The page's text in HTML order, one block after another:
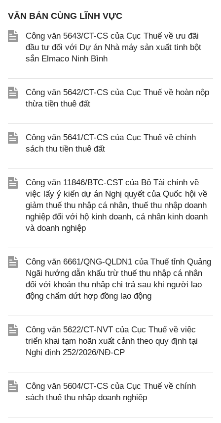
VĂN BẢN CÙNG LĨNH VỰC
Công văn 5643/CT-CS của Cục Thuế về ưu đãi
đầu tư đối với Dự án Nhà máy sản xuất tinh bột
sắn Elmaco Ninh Bình
Công văn 5642/CT-CS của Cục Thuế về hoàn nộp
thừa tiền thuê đất
Công văn 5641/CT-CS của Cục Thuế về chính
sách thu tiền thuê đất
Công văn 11846/BTC-CST của Bộ Tài chính về
việc lấy ý kiến dự án Nghị quyết của Quốc hội về
giảm thuế thu nhập cá nhân, thuế thu nhập doanh
nghiệp đối với hộ kinh doanh, cá nhân kinh doanh
và doanh nghiệp
Công văn 6661/QNG-QLDN1 của Thuế tỉnh Quảng
Ngãi hướng dẫn khấu trừ thuế thu nhập cá nhân
đối với khoản thu nhập chi trả sau khi người lao
động chấm dứt hợp đồng lao động
Công văn 5622/CT-NVT của Cục Thuế về việc
triển khai tạm hoãn xuất cảnh theo quy định tại
Nghị định 252/2026/NĐ-CP
Công văn 5604/CT-CS của Cục Thuế về chính
sách thuế thu nhập doanh nghiệp